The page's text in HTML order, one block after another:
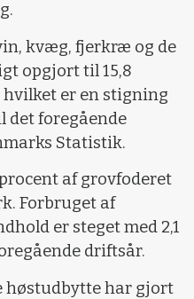
kvæg, fjerkræ og de
opgjort til 15,8
er en stigning
det foregående
Statistik.
af grovfoderet
Forbruget af
er steget med 2,1
driftsår.
høstudbytte har gjort